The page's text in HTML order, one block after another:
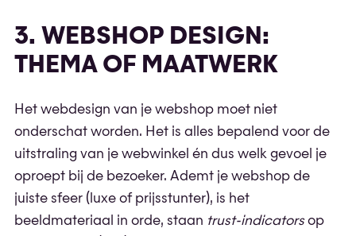
3. WEBSHOP DESIGN:
THEMA OF MAATWERK
Het webdesign van je webshop moet niet
onderschat worden. Het is alles bepalend voor de
uitstraling van je webwinkel én dus welk gevoel je
oproept bij de bezoeker. Ademt je webshop de
juiste sfeer (luxe of prijsstunter), is het
beeldmateriaal in orde, staan trust-indicatorsop